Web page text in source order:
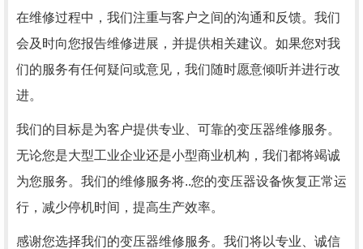
在维修过程中，我们注重与客户之间的沟通和反馈。我们
会及时向您报告维修进展，并提供相关建议。如果您对我
们的服务有任何疑问或意见，我们随时愿意倾听并进行改
进。
我们的目标是为客户提供专业、可靠的变压器维修服务。
无论您是大型工业企业还是小型商业机构，我们都将竭诚
为您服务。我们的维修服务将..您的变压器设备恢复正常运
行，减少停机时间，提高生产效率。
感谢您选择我们的变压器维修服务。我们将以专业、诚信